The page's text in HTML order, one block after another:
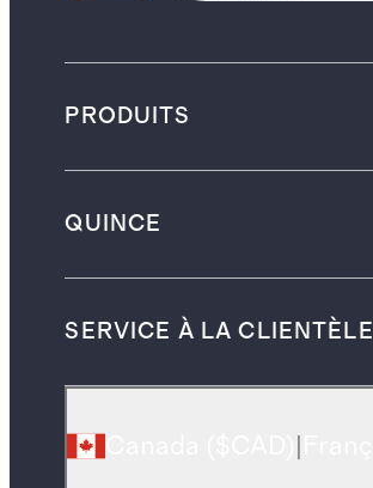
PRODUITS
QUINCE
SERVICE À LA CLIENTÈLE